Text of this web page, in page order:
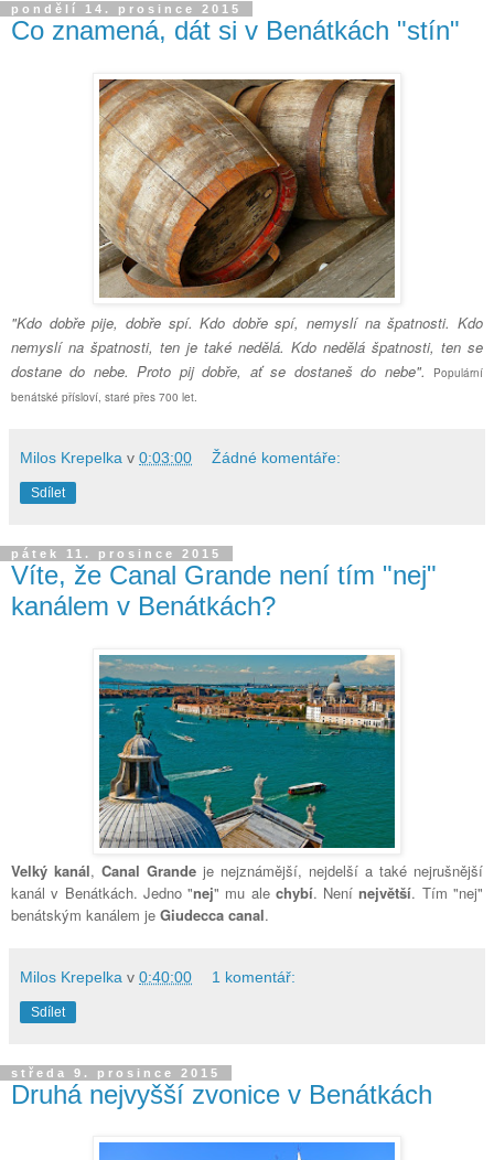
pondělí 14. prosince 2015
Co znamená, dát si v Benátkách "stín"
"Kdo dobře pije, dobře spí. Kdo dobře spí, nemyslí na špatnosti. Kdo
nemyslí na špatnosti, ten je také nedělá. Kdo nedělá špatnosti, ten se
dostane do nebe. Proto pij dobře, ať se dostaneš do nebe".
Populární
benátské přísloví, staré přes 700 let.
Milos Krepelka v 0:03:00 Žádné komentáře:
Sdílet
pátek 11. prosince 2015
Víte, že Canal Grande není tím "nej"
kanálem v Benátkách?
Velký kanál, Canal Grande je nejznámější, nejdelší a také nejrušnější
kanál v Benátkách. Jedno "nej" mu ale chybí. Nenínejvětší. Tím "nej"
benátským kanálem je Giudecca canal.
Milos Krepelka v 0:40:00 1 komentář:
Sdílet
středa 9. prosince 2015
Druhá nejvyšší zvonice v Benátkách